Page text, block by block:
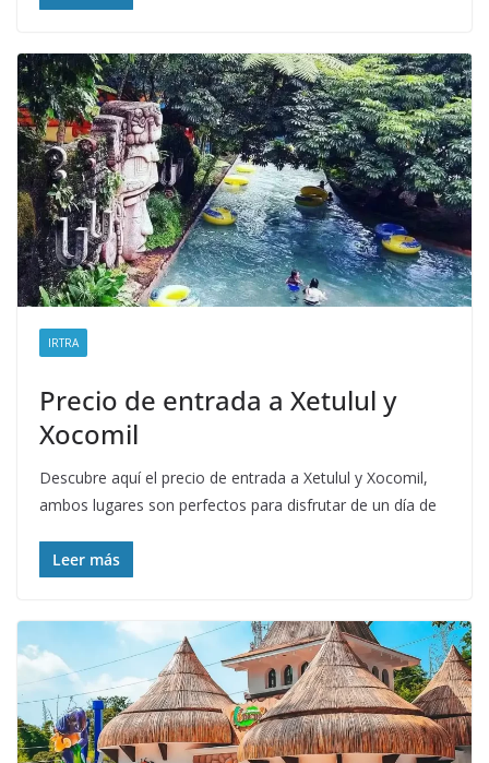
IRTRA
Precio de entrada a Xetulul y
Xocomil
Descubre aquí el precio de entrada a Xetulul y Xocomil,
ambos lugares son perfectos para disfrutar de un día de
Leer más